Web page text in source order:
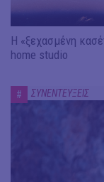
Η «ξεχασμένη
home studio
# ΣΥΝΕΝΤΕΥΞΕΙΣ